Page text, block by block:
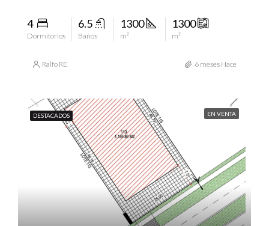
4
Dormitorios
6.5
Baños
1300
m²
1300
m²
Ralfo RE 6 meses Hace
DESTACADOS EN VENTA